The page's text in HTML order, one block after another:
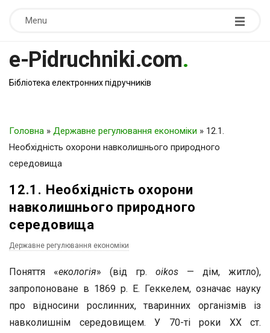
Menu
e-Pidruchniki.com.
Бібліотека електронних підручників
Головна » Державне регулювання економіки » 12.1.
Необхідність охорони навколишнього природного
середовища
12.1. Необхідність охорони
навколишнього природного
середовища
Державне регулювання економіки
Поняття «екологія» (від гр. oikos — дім, житло),
запропоноване в 1869 р. Е. Геккелем, означає науку
про відносини рослинних, тваринних організмів із
навколишнім середовищем. У 70-ті роки ХХ ст.